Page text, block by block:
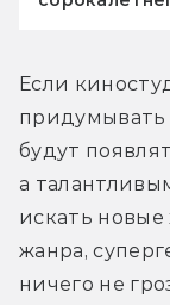
Если
придумывать
будут
а
искать новые
жанра,
ничего не